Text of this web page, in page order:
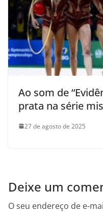
Ao som de
prata na série
27 de agosto de 2025
Deixe um
O seu endereço de e-